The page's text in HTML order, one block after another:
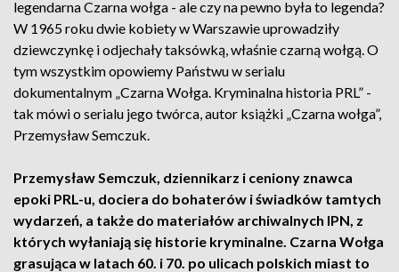
legendarna Czarna wołga - ale czy na pewno była to legenda?
W 1965 roku dwie kobiety w Warszawie uprowadziły
dziewczynkę i odjechały taksówką, właśnie czarną wołgą. O
tym wszystkim opowiemy Państwu w serialu
dokumentalnym „Czarna Wołga. Kryminalna historia PRL” -
tak mówi o serialu jego twórca, autor książki „Czarna wołga”,
Przemysław Semczuk.
Przemysław Semczuk, dziennikarz i ceniony znawca
epoki PRL-u, dociera do bohaterów i świadków tamtych
wydarzeń, a także do materiałów archiwalnych IPN, z
których wyłaniają się historie kryminalne. Czarna Wołga
grasująca w latach 60. i 70. po ulicach polskich miast to